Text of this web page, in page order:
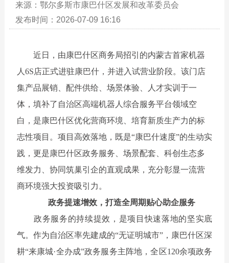
来源：鄂尔多斯市康巴什区发展和改革委员会
发布时间：2026-07-09 16:16
近日，由康巴什区商务局招引的内蒙古首家机器
人 6S店正式进驻康巴什， 并进入试营业阶段。该门 店
集产品展销、配件供给、场景体验、人才实训于一
体，填补了 自治区高端机器人综合服务平台领域空
白，是康巴什区优化营商环境、培育新质生产力的标
志性项目。项目高效落地，既是“康巴什速度”的生动实
践，更是康巴什区政务服务、场景配套、科创生态多
维发力、协同筑巢引企的直观成果，充分彰显一流营
商环境强大投资吸引力。
政务提速增效，打造全周期贴心助企服务
政务服务的持续提效，是项目快速落地的坚实底
气。作为自治区率先建成的“无证明城市”，康巴什区深
耕“来康城·全办成”政务服务主阵地，全区120余项政务